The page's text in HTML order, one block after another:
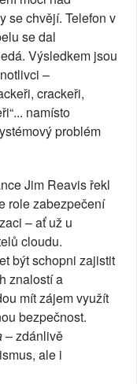
se chvějí. Telefon v
se dal
Výsledkem jsou
–
crackeři,
namísto
problém
Jim Reavis řekl
role zabezpečení
– ať už u
cloudu.
být schopni zajistit
znalostí a
mít zájem využít
bezpečnost.
– zdánlivě
ale i